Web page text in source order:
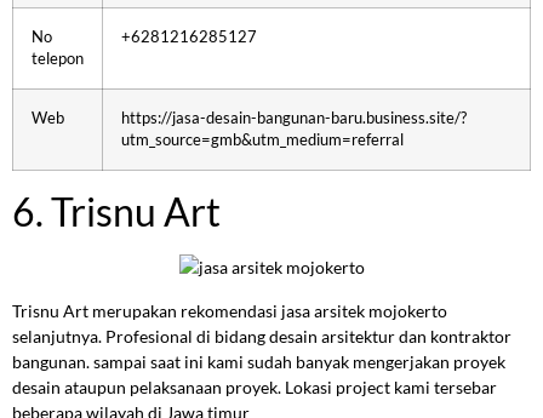
No
telepon
+6281216285127
Web
https://jasa-desain-bangunan-baru.business.site/?
utm_source=gmb&utm_medium=referral
6. Trisnu Art
Trisnu Art merupakan rekomendasi jasa arsitek mojokerto
selanjutnya. Profesional di bidang desain arsitektur dan kontraktor
bangunan. sampai saat ini kami sudah banyak mengerjakan proyek
desain ataupun pelaksanaan proyek. Lokasi project kami tersebar
beberapa wilayah di Jawa timur